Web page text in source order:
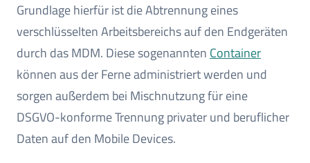
Grundlage hierfür ist die Abtrennung eines
verschlüsselten Arbeitsbereichs auf den Endgeräten
durch das MDM. Diese sogenannten Container
können aus der Ferne administriert werden und
sorgen außerdem bei Mischnutzung für eine
DSGVO-konforme Trennung privater und beruflicher
Daten auf den Mobile Devices.